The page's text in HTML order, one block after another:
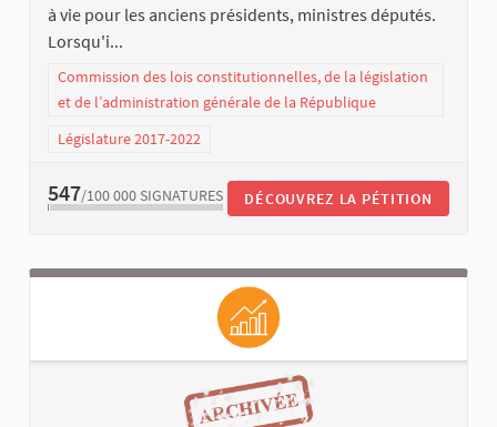
à vie pour les anciens présidents, ministres députés.
Lorsqu'i...
Commission des lois constitutionnelles, de la législation
et de l’administration générale de la République
Législature 2017-2022
547/100 000 SIGNATURES DÉCOUVREZ LA PÉTITION